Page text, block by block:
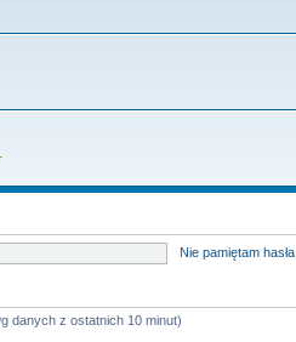
Nie pamiętam hasła
danych z ostatnich 10 minut)